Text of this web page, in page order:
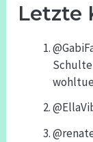
Letzte